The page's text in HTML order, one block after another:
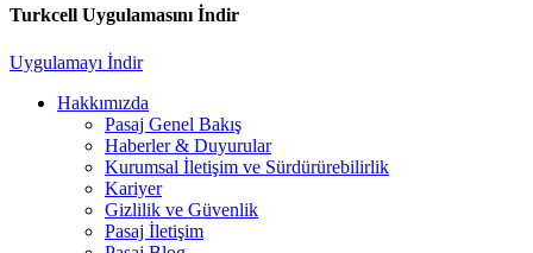
Turkcell Uygulamasını İndir
Uygulamayı İndir
Hakkımızda
Pasaj Genel Bakış
Haberler & Duyurular
Kurumsal İletişim ve Sürdürürebilirlik
Kariyer
Gizlilik ve Güvenlik
Pasaj İletişim